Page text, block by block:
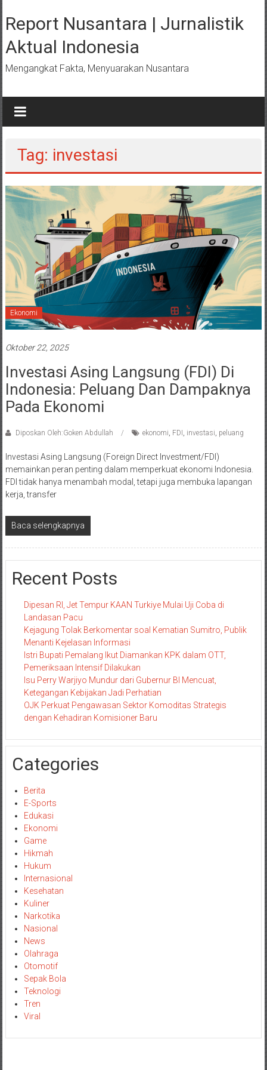
ke
konten
Report Nusantara | Jurnalistik
Aktual Indonesia
Mengangkat Fakta, Menyuarakan Nusantara
Tag: investasi
Ekonomi
Oktober 22, 2025
Investasi Asing Langsung (FDI) Di
Indonesia: Peluang Dan Dampaknya
Pada Ekonomi
Diposkan Oleh:Goken Abdullah ekonomi FDI investasi peluang
Investasi Asing Langsung (Foreign Direct Investment/FDI)
memainkan peran penting dalam memperkuat ekonomi Indonesia.
FDI tidak hanya menambah modal, tetapi juga membuka lapangan
kerja, transfer
Baca selengkapnya
Recent Posts
Dipesan RI, Jet Tempur KAAN Turkiye Mulai Uji Coba di
Landasan Pacu
Kejagung Tolak Berkomentar soal Kematian Sumitro, Publik
Menanti Kejelasan Informasi
Istri Bupati Pemalang Ikut Diamankan KPK dalam OTT,
Pemeriksaan Intensif Dilakukan
Isu Perry Warjiyo Mundur dari Gubernur BI Mencuat,
Ketegangan Kebijakan Jadi Perhatian
OJK Perkuat Pengawasan Sektor Komoditas Strategis
dengan Kehadiran Komisioner Baru
Categories
Berita
E-Sports
Edukasi
Ekonomi
Game
Hikmah
Hukum
Internasional
Kesehatan
Kuliner
Narkotika
Nasional
News
Olahraga
Otomotif
Sepak Bola
Teknologi
Tren
Viral